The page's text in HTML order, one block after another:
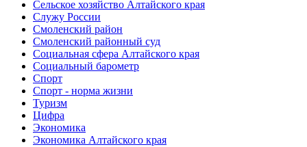
Сельское хозяйство Алтайского края
Служу России
Смоленский район
Смоленский районный суд
Социальная сфера Алтайского края
Социальный барометр
Спорт
Спорт - норма жизни
Туризм
Цифра
Экономика
Экономика Алтайского края